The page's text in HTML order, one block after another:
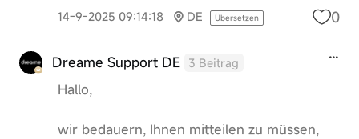
14-9-2025 09:14:18 DE Übersetzen 0
Dreame Support DE 3 Beitrag
Hallo,
wir bedauern, Ihnen mitteilen zu müssen,